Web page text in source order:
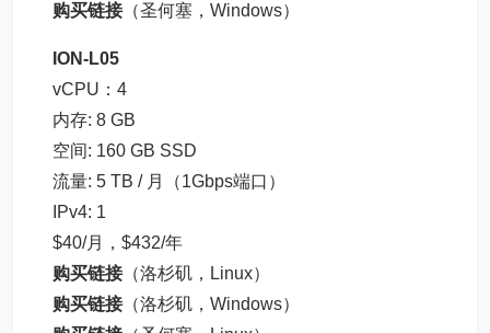
购买链接（圣何塞，Windows）
ION-L05
vCPU：4
内存: 8 GB
空间: 160 GB SSD
流量: 5 TB / 月（1Gbps端口）
IPv4: 1
$40/月，$432/年
购买链接（洛杉矶，Linux）
购买链接（洛杉矶，Windows）